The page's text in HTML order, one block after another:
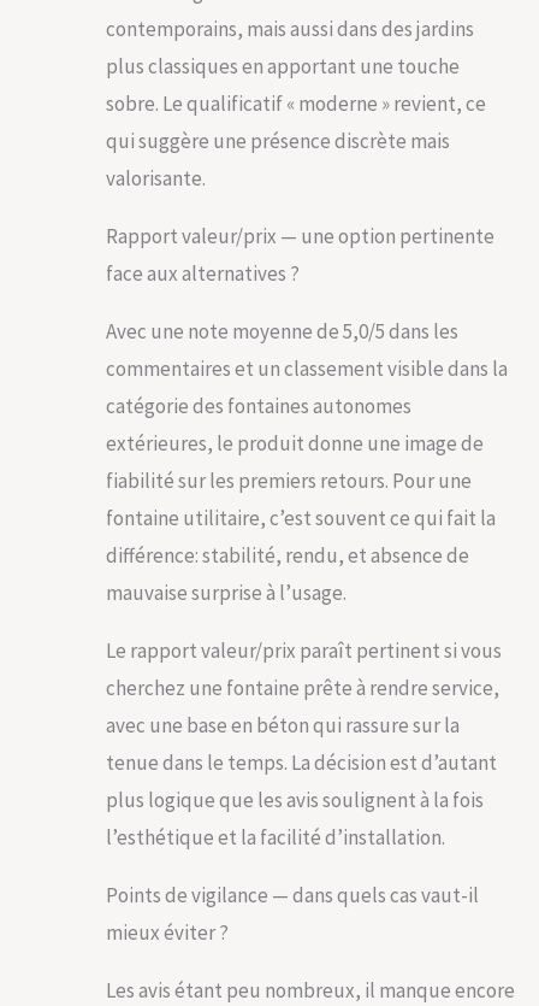
contemporains, mais aussi dans des jardins
plus classiques en apportant une touche
sobre. Le qualificatif « moderne » revient, ce
qui suggère une présence discrète mais
valorisante.
Rapport valeur/prix — une option pertinente
face aux alternatives ?
Avec une note moyenne de 5,0/5 dans les
commentaires et un classement visible dans la
catégorie des fontaines autonomes
extérieures, le produit donne une image de
fiabilité sur les premiers retours. Pour une
fontaine utilitaire, c’est souvent ce qui fait la
différence: stabilité, rendu, et absence de
mauvaise surprise à l’usage.
Le rapport valeur/prix paraît pertinent si vous
cherchez une fontaine prête à rendre service,
avec une base en béton qui rassure sur la
tenue dans le temps. La décision est d’autant
plus logique que les avis soulignent à la fois
l’esthétique et la facilité d’installation.
Points de vigilance — dans quels cas vaut-il
mieux éviter ?
Les avis étant peu nombreux, il manque encore